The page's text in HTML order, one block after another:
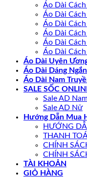
Áo Dài
Áo Dài
Áo Dài Cách
Áo Dài Cách
Áo Dài
Áo Dài Cách
Áo Dài Uyên
Áo Dài Dáng
Áo Dài Nam
SALE SỐC
Sale AD
Sale AD Nữ
Hướng Dẫn Mua
HƯỚNG
THANH
CHÍNH
CHÍNH
TÀI KHOẢN
GIỎ HÀNG